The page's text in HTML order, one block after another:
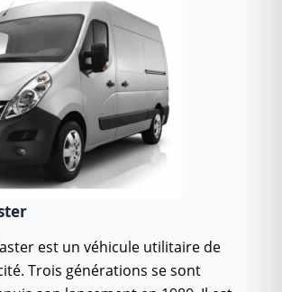
est un véhicule utilitaire de
Trois générations se sont